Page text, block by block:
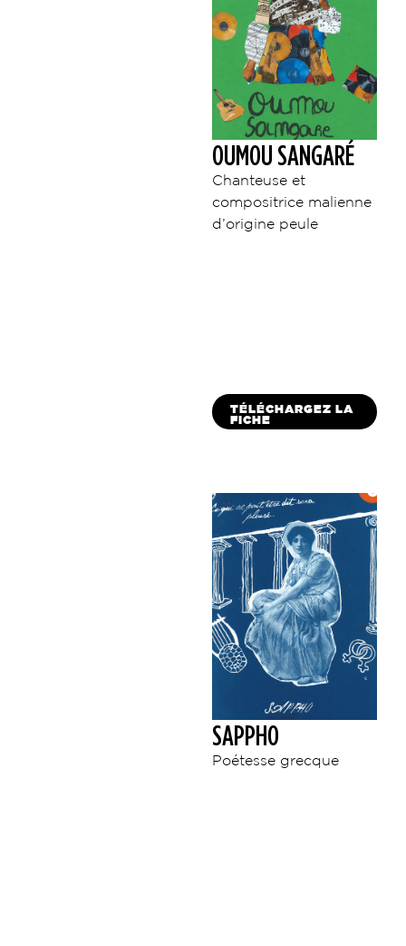
OUMOU SANGARÉ
Chanteuse et
compositrice malienne
d’origine peule
TÉLÉCHARGEZ LA
FICHE
SAPPHO
Poétesse grecque